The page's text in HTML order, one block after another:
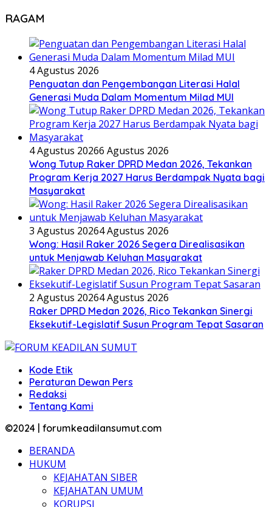
RAGAM
4 Agustus 2026
Penguatan dan Pengembangan Literasi Halal
Generasi Muda Dalam Momentum Milad MUI
4 Agustus 20266 Agustus 2026
Wong Tutup Raker DPRD Medan 2026, Tekankan
Program Kerja 2027 Harus Berdampak Nyata bagi
Masyarakat
3 Agustus 20264 Agustus 2026
Wong: Hasil Raker 2026 Segera Direalisasikan
untuk Menjawab Keluhan Masyarakat
2 Agustus 20264 Agustus 2026
Raker DPRD Medan 2026, Rico Tekankan Sinergi
Eksekutif-Legislatif Susun Program Tepat Sasaran
Kode Etik
Peraturan Dewan Pers
Redaksi
Tentang Kami
©2024 | forumkeadilansumut.com
BERANDA
HUKUM
KEJAHATAN SIBER
KEJAHATAN UMUM
KORUPSI